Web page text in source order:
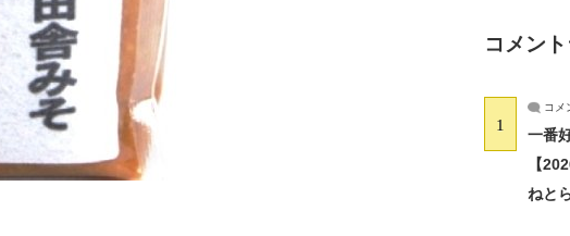
コメン
1
コメ
一番
【
ねと